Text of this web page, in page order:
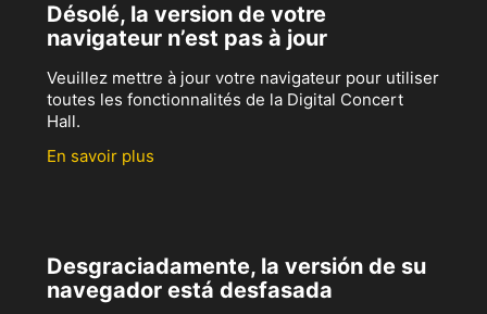
Désolé, la version de votre
navigateur n’est pas à jour
Veuillez mettre à jour votre navigateur pour utiliser
toutes les fonctionnalités de la Digital Concert
Hall.
En savoir plus
Desgraciadamente, la versión de su
navegador está desfasada